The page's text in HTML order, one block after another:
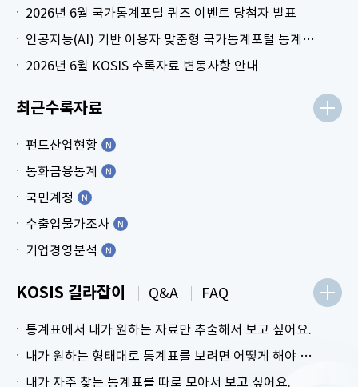
2026년 6월 국가통계포털 퀴즈 이벤트 당첨자 발표
인공지능(AI) 기반 이용자 맞춤형 국가통계포털 통계표 생성 시범 서비스 안내
2026년 6월 KOSIS 수록자료 변동사항 안내
최근수록자료
펀드산업현황
통화금융통계
국민계정
수출입물가조사
기업경영분석
KOSIS 길라잡이
통계표에서 내가 원하는 자료만 추출해서 보고 싶어요.
내가 원하는 형태대로 통계표를 보려면 어떻게 해야 하나요?
내가 자주 찾는 통계표를 따로 모아서 보고 싶어요.
Q&A FAQ